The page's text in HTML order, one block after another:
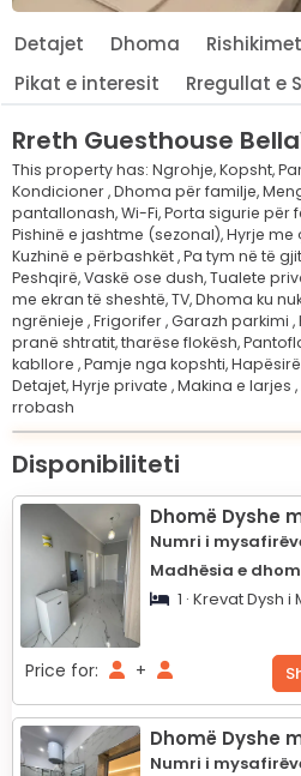
Detajet Dhoma Rishikimet
Pikat e interesit
Rregullat e
Rreth Guesthouse
This property has: Ngrohje,Kopsht,
Kondicioner ,Dhoma për familje,
pantallonash,Wi-Fi,Porta sigurie për
Pishinë e jashtme (sezonal),Hyrje me
Kuzhinë e përbashkët ,Pa tym në të
Peshqirë,Vaskë ose dush,Tualete
me ekran të sheshtë,TV,Dhoma ku
ngrënieje ,Frigorifer ,Garazh parkimi ,
pranë shtratit,tharëse flokësh,
kabllore ,Pamje nga kopshti,
Detajet,Hyrje private ,Makina e larjes ,
rrobash
+
−
Disponibiliteti
Dhomë Dyshe
Numri i
Madhësia e
1 · Krevat Dysh i
Price for: +
Dhomë Dyshe
Numri i